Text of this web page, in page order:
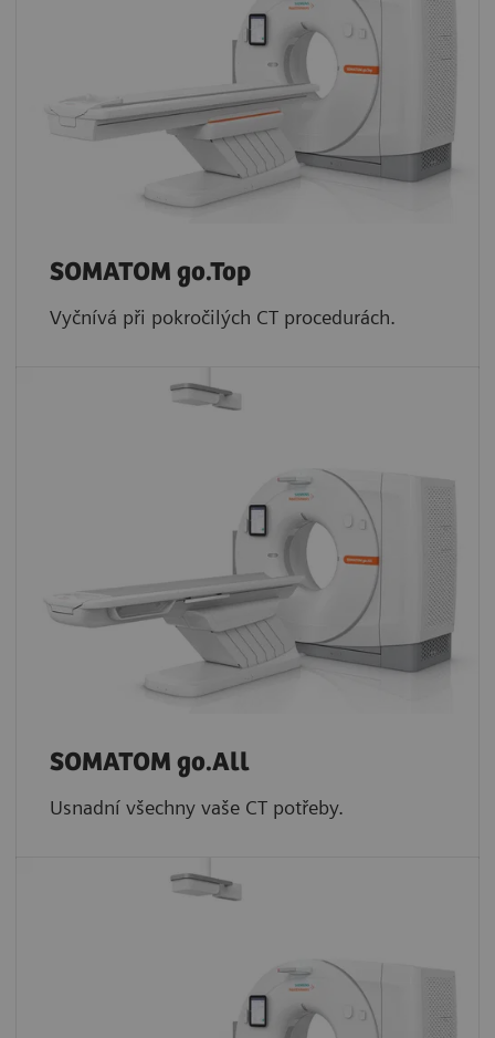
SOMATOM go.Top
Vyčnívá při pokročilých CT procedurách.
SOMATOM go.All
Usnadní všechny vaše CT potřeby.